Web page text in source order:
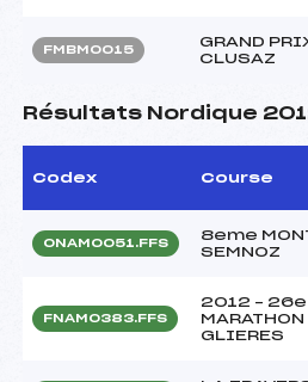
FMBM0015
GRAND
CLUSAZ
Résultats Nordique
Codex Course
ONAM0051.FFS
8eme
SEMNOZ
FNAM0383.FFS
2012 – 26e
MARATHON
GLIERES